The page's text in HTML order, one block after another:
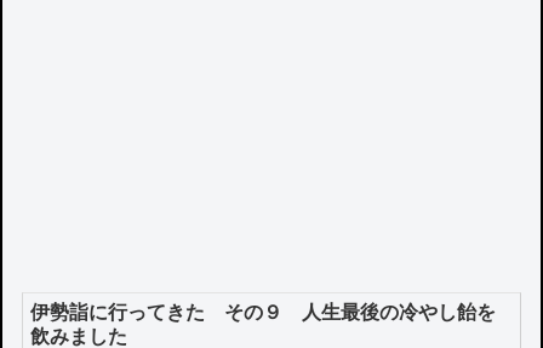
伊勢詣に行ってきた その９ 人生最後の冷やし飴を
飲みました